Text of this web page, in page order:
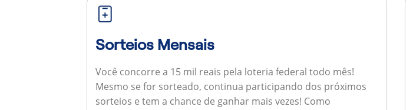
Sorteios Mensais
Você concorre a 15 mil reais pela loteria federal todo mês!
Mesmo se for sorteado, continua participando dos próximos
sorteios e tem a chance de ganhar mais vezes! Como